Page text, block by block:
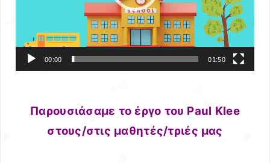
00:00 01:50
Παρουσιάσαμε το έργο του Paul Klee
στους/στις μαθητές/τριές μας